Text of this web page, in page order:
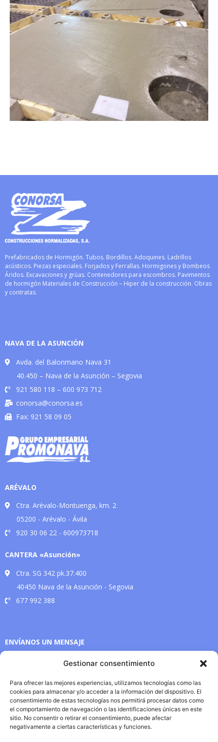
Gestionar consentimiento
Para ofrecer las mejores experiencias, utilizamos tecnologías como las
cookies para almacenar y/o acceder a la información del dispositivo. El
consentimiento de estas tecnologías nos permitirá procesar datos como
el comportamiento de navegación o las identificaciones únicas en este
sitio. No consentir o retirar el consentimiento, puede afectar
negativamente a ciertas características y funciones.
Prefabricados de Hormigón. Tubos. Bordillos. Adoquines. Ladrillos
acústicos. Piezas especiales. Forjados y Ferrallas. Hormigones y Bombeos
Áridos. Excavaciones y grúas. Contenedores para escombros. Pavimentos
de hormigón Materiales de Construcción – Hiper de la construcción. Obras
y contratas.
NAVA DE LA ASUNCIÓN
Avda. del Balonmano Nava 31
40.450 – Nava de la Asunción – Segovia
921 580 118 – 600 973 712
conorsa@conorsa.es
Fax: 921 58 09 05
ARÉVALO
Ctra. Arévalo-Montuenga, km. 2
05200 - Arévalo - Ávila
920 30 06 22 - 600973718
CANTERA «Asunción»
Ctra. SG 342 pk.37.400
40450 Nava de la Asunción - Segovia
677 992 388
ENVÍANOS UN MENSAJE